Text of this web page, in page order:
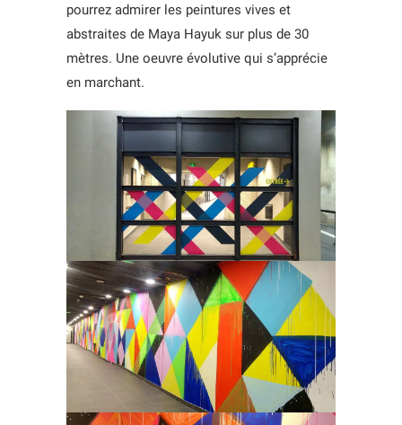
pourrez admirer les peintures vives et
abstraites de Maya Hayuk sur plus de 30
mètres. Une oeuvre évolutive qui s’apprécie
en marchant.